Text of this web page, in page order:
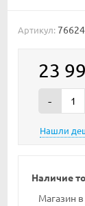
Артикул: 76624
23
-
Наличие
Магазин